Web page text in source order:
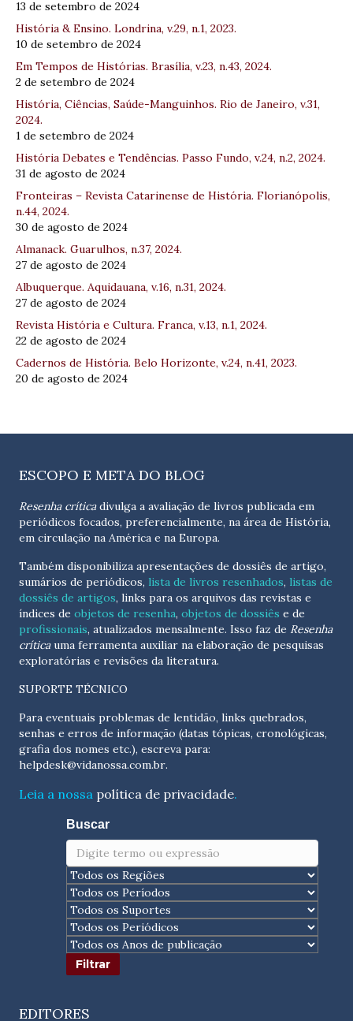
13 de setembro de 2024
História & Ensino. Londrina, v.29, n.1, 2023.
10 de setembro de 2024
Em Tempos de Histórias. Brasília, v.23, n.43, 2024.
2 de setembro de 2024
História, Ciências, Saúde-Manguinhos. Rio de Janeiro, v.31,
2024.
1 de setembro de 2024
História Debates e Tendências. Passo Fundo, v.24, n.2, 2024.
31 de agosto de 2024
Fronteiras – Revista Catarinense de História. Florianópolis,
n.44, 2024.
30 de agosto de 2024
Almanack. Guarulhos, n.37, 2024.
27 de agosto de 2024
Albuquerque. Aquidauana, v.16, n.31, 2024.
27 de agosto de 2024
Revista História e Cultura. Franca, v.13, n.1, 2024.
22 de agosto de 2024
Cadernos de História. Belo Horizonte, v.24, n.41, 2023.
20 de agosto de 2024
ESCOPO E META DO BLOG
Resenha críticadivulga a avaliação de livros publicada em
periódicos focados, preferencialmente, na área de História,
em circulação na América e na Europa.
Também disponibiliza apresentações de dossiês de artigo,
sumários de periódicos, lista de livros resenhados, listas de
dossiês de artigos, links para os arquivos das revistas e
índices de objetos de resenha, objetos de dossiês e de
profissionais, atualizados mensalmente. Isso faz de Resenha
críticauma ferramenta auxiliar na elaboração de pesquisas
exploratórias e revisões da literatura.
SUPORTE TÉCNICO
Para eventuais problemas de lentidão, links quebrados,
senhas e erros de informação (datas tópicas, cronológicas,
helpdesk@vidanossa.com.br.
Leia a nossa política de privacidade.
Buscar
EDITORES